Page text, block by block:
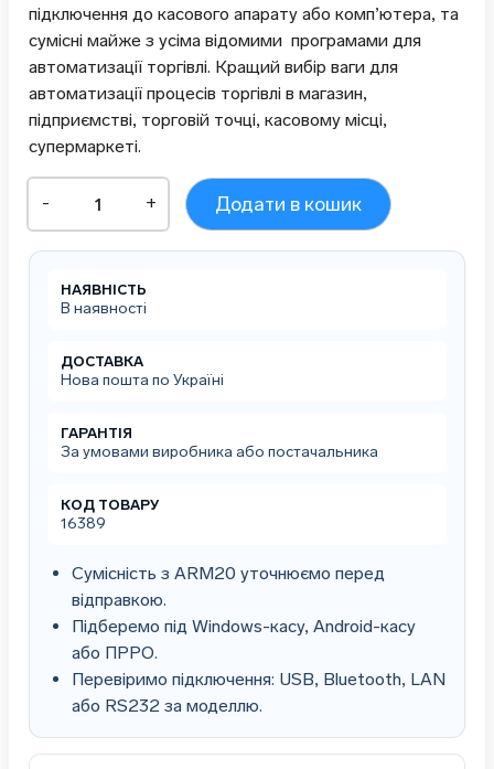
підключення до касового апарату або комп’ютера, та
сумісні майже з усіма відомими програмами для
автоматизації торгівлі. Кращий вибір ваги для
автоматизації процесів торгівлі в магазин,
підприємстві, торговій точці, касовому місці,
супермаркеті.
Ваги
торгові
VP
RS232
вбудованим
екраном
(тм.
Вагар)
- + Додати в кошик
НАЯВНІСТЬ
В наявності
ДОСТАВКА
Нова пошта по Україні
ГАРАНТІЯ
За умовами виробника або постачальника
КОД ТОВАРУ
16389
Сумісність з ARM20 уточнюємо перед
відправкою.
Підберемо під Windows-касу, Android-касу
або ПРРО.
Перевіримо підключення: USB, Bluetooth, LAN
або RS232 за моделлю.